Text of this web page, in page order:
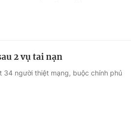
2 vụ tai nạn
34 người thiệt mạng, buộc chính phủ